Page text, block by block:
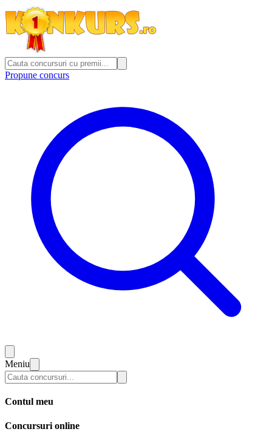
Propune concurs
Meniu
Contul meu
Concursuri online